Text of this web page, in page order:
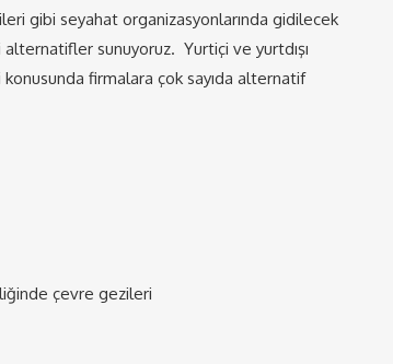
gibi seyahat organizasyonlarında gidilecek
sunuyoruz. Yurtiçi ve yurtdışı
konusunda firmalara çok sayıda alternatif
çevre gezileri